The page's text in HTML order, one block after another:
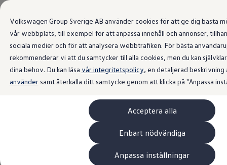
Volkswagen Group Sverige AB använder cookies för att ge dig bästa
vår webbplats, till exempel för att anpassa innehåll och annonser,
sociala medier och för att analysera webbtrafiken. För bästa
rekommenderar vi att du samtycker till alla cookies, men du kan
dina behov. Du kan läsa vår integritetspolicy, en detaljerad
användersamt återkalla ditt samtycke genom att klicka på "Anpassa
Acceptera alla
Enbart nödvändiga
Anpassa inställningar
Senaste nyttfrån Volkswagen
Sverige.
Volkswagen visar upp en ny
generation interiör – nya ID.
Polo är först ut